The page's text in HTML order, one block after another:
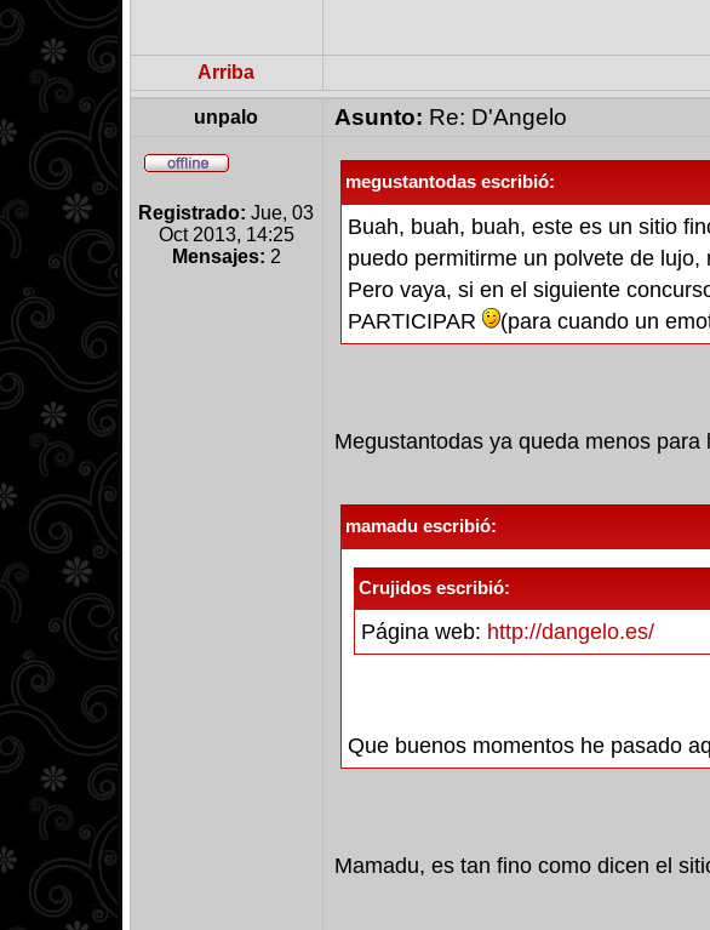
Arriba
unpalo Asunto: Re: D'Angelo
Registrado: Jue, 03
Oct 2013, 14:25
Mensajes: 2
megustantodas escribió:
Buah, buah, buah, este es un sitio
puedo permitirme un polvete de
Pero vaya, si en el siguiente
PARTICIPAR
(para cuando un
Megustantodas ya queda menos
mamadu escribió:
Crujidos escribió:
Página web: http://dangelo.es/
Que buenos momentos he pasado
Mamadu, es tan fino como dicen el